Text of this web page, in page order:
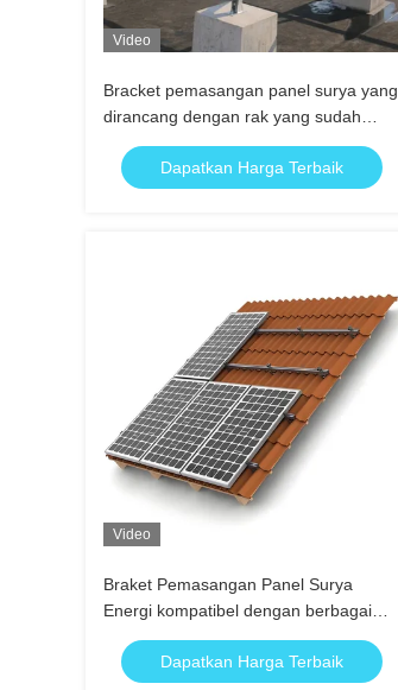
Video
Bracket pemasangan panel surya yang
dirancang dengan rak yang sudah
dipasang dan balok baja kekuatan
tinggi untuk dukungan dan
pemasangan yang mudah
Dapatkan Harga Terbaik
Video
Braket Pemasangan Panel Surya
Energi kompatibel dengan berbagai
jenis panel surya yang menyediakan
solusi pemasangan yang berkelanjutan
Dapatkan Harga Terbaik